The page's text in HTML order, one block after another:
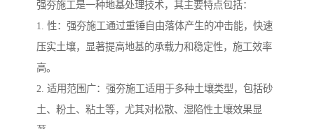
强夯施工是一种地基处理技术，其主要特点包括：
1. 性：强夯施工通过重锤自由落体产生的冲击能，快速
压实土壤，显著提高地基的承载力和稳定性，施工效率
高。
2. 适用范围广：强夯施工适用于多种土壤类型，包括砂
土、粉土、粘土等，尤其对松散、湿陷性土壤效果显